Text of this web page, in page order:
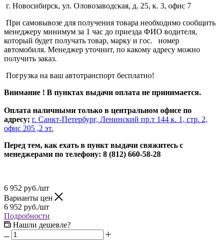
г. Новосибирск, ул. Оловозаводская, д. 25, к. 3, офис 7
При самовывозе для получения товара необходимо сообщить
менеджеру минимум за 1 час до приезда ФИО водителя,
который будет получать товар, марку и гос. номер
автомобиля. Менеджер уточнит, по какому адресу можно
получить заказ.
Погрузка на ваш автотранспорт бесплатно!
Внимание ! В пунктах выдачи оплата не принимается.
Оплата наличными только в центральном офисе по
адресу; г. Санкт-Петербург, Ленинский пр.т 144 к. 1, стр. 2,
офис 205 ,2 эт.
Перед тем, как ехать в пункт выдачи свяжитесь с
менеджерами по телефону: 8 (812) 660-58-28
6 952 руб./шт
Варианты цен
6 952 руб./шт
Подробности
Нашли дешевле?